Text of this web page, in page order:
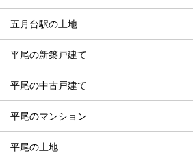
五月台駅の土地
平尾の新築戸建て
平尾の中古戸建て
平尾のマンション
平尾の土地